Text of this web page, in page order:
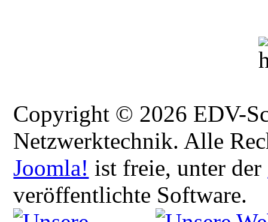
Copyright © 2026 EDV-
Netzwerktechnik. Alle
Joomla! ist freie, unter der
veröffentlichte Software.